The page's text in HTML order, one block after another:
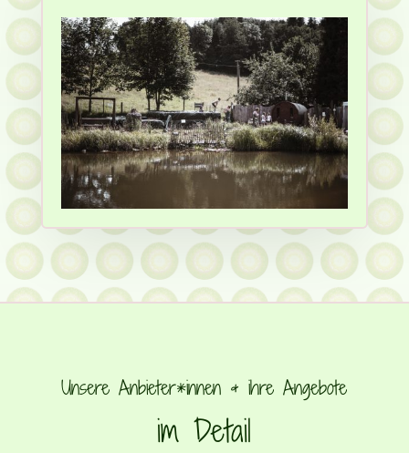
Unsere Anbieter*innen & ihre Angebote
im Detail